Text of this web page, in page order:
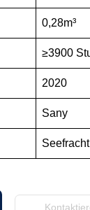
0,28m³
≥3900
2020
Sany